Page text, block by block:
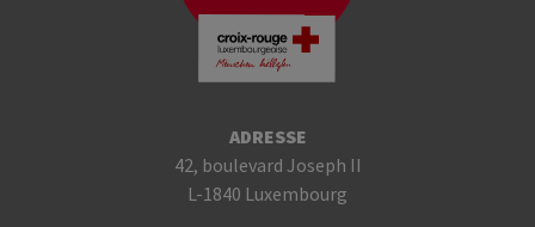
ADRESSE
42, boulevard Joseph II
L-1840 Luxembourg